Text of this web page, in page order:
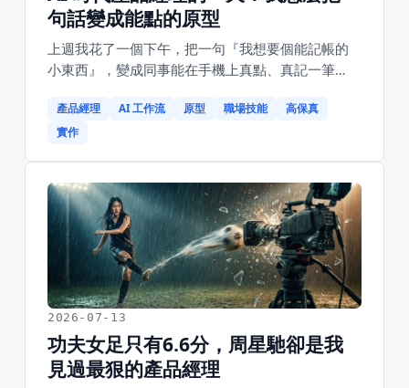
句話變成能點的原型
上週我花了一個下午，把一句『我想要個能記帳的
小東西』，變成同事能在手機上真點、真記一筆
人以為 AI 時代產品經理得去學寫程式，其實真正值
錢的技能反過來了——是把話講到 AI 能一次做對。
就要上真資料、怎麼用『能不能點』當驗收線。附
上我踩過的幾個坑。
產品經理 AI 工作流 原型 職場技能
高保真
實作
2026-07-13
功夫女足只有6.6分，周星馳卻是我
見過最狠的產品經理